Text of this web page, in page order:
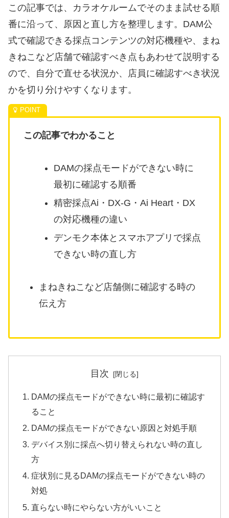
この記事では、カラオケルームでそのまま試せる順
番に沿って、原因と直し方を整理します。DAM公
式で確認できる採点コンテンツの対応機種や、まね
きねこなど店舗で確認すべき点もあわせて説明する
ので、自分で直せる状況か、店員に確認すべき状況
かを切り分けやすくなります。
この記事でわかること
DAMの採点モードができない時に
最初に確認する順番
精密採点Ai・DX-G・Ai Heart・DX
の対応機種の違い
デンモク本体とスマホアプリで採点
できない時の直し方
まねきねこなど店舗側に確認する時の
伝え方
目次
DAMの採点モードができない時に最初に確認す
ること
DAMの採点モードができない原因と対処手順
デバイス別に採点へ切り替えられない時の直し
方
症状別に見るDAMの採点モードができない時の
対処
直らない時にやらない方がいいこと